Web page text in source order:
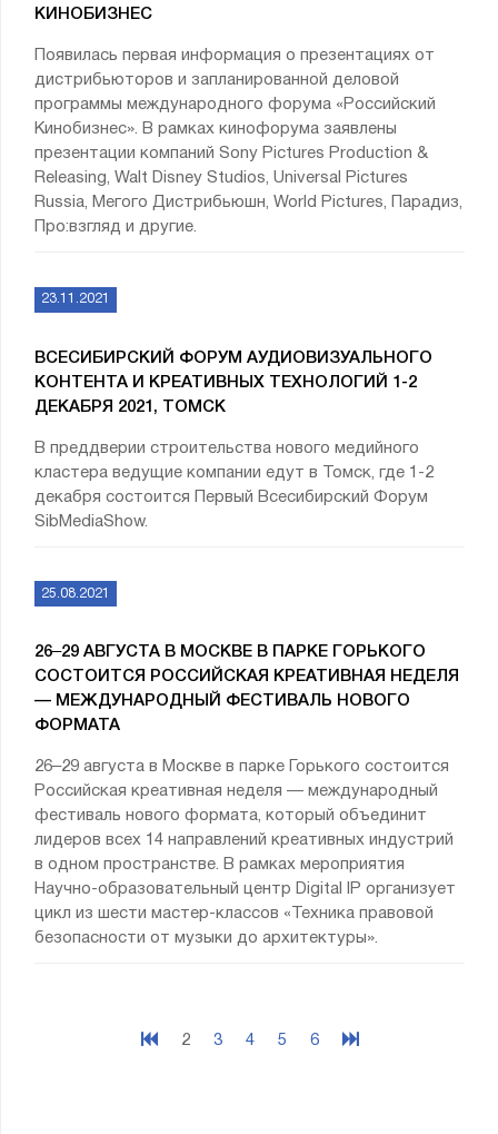
КИНОБИЗНЕС
Появилась первая информация о презентациях от
дистрибьюторов и запланированной деловой
программы международного форума «Российский
Кинобизнес». В рамках кинофорума заявлены
презентации компаний Sony Pictures Production &
Releasing, Walt Disney Studios, Universal Pictures
Russia, Мегого Дистрибьюшн, World Pictures, Парадиз,
Про:взгляд и другие.
23.11.2021
ВСЕСИБИРСКИЙ ФОРУМ АУДИОВИЗУАЛЬНОГО
КОНТЕНТА И КРЕАТИВНЫХ ТЕХНОЛОГИЙ 1-2
ДЕКАБРЯ 2021, ТОМСК
В преддверии строительства нового медийного
кластера ведущие компании едут в Томск, где 1-2
декабря состоится Первый Всесибирский Форум
SibMediaShow.
25.08.2021
26‒29 АВГУСТА В МОСКВЕ В ПАРКЕ ГОРЬКОГО
СОСТОИТСЯ РОССИЙСКАЯ КРЕАТИВНАЯ НЕДЕЛЯ
— МЕЖДУНАРОДНЫЙ ФЕСТИВАЛЬ НОВОГО
ФОРМАТА
26‒29 августа в Москве в парке Горького состоится
Российская креативная неделя — международный
фестиваль нового формата, который объединит
лидеров всех 14 направлений креативных индустрий
в одном пространстве. В рамках мероприятия
Научно-образовательный центр Digital IP организует
цикл из шести мастер-классов «Техника правовой
безопасности от музыки до архитектуры».
2 3 4 5 6